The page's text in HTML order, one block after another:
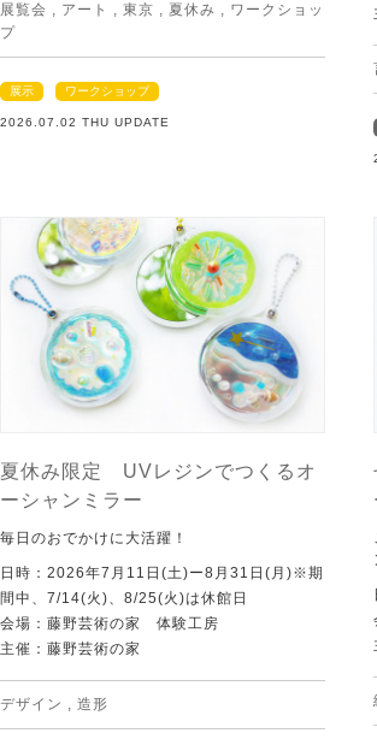
展覧会 , アート , 東京 , 夏休み , ワークショッ
プ
展示 ワークショップ
2026.07.02 THU UPDATE
夏休み限定 UVレジンでつくるオ
ーシャンミラー
毎日のおでかけに大活躍！
日時：2026年7月11日(土)ー8月31日(月)※期
間中、7/14(火)、8/25(火)は休館日
会場：藤野芸術の家 体験工房
主催：藤野芸術の家
デザイン , 造形